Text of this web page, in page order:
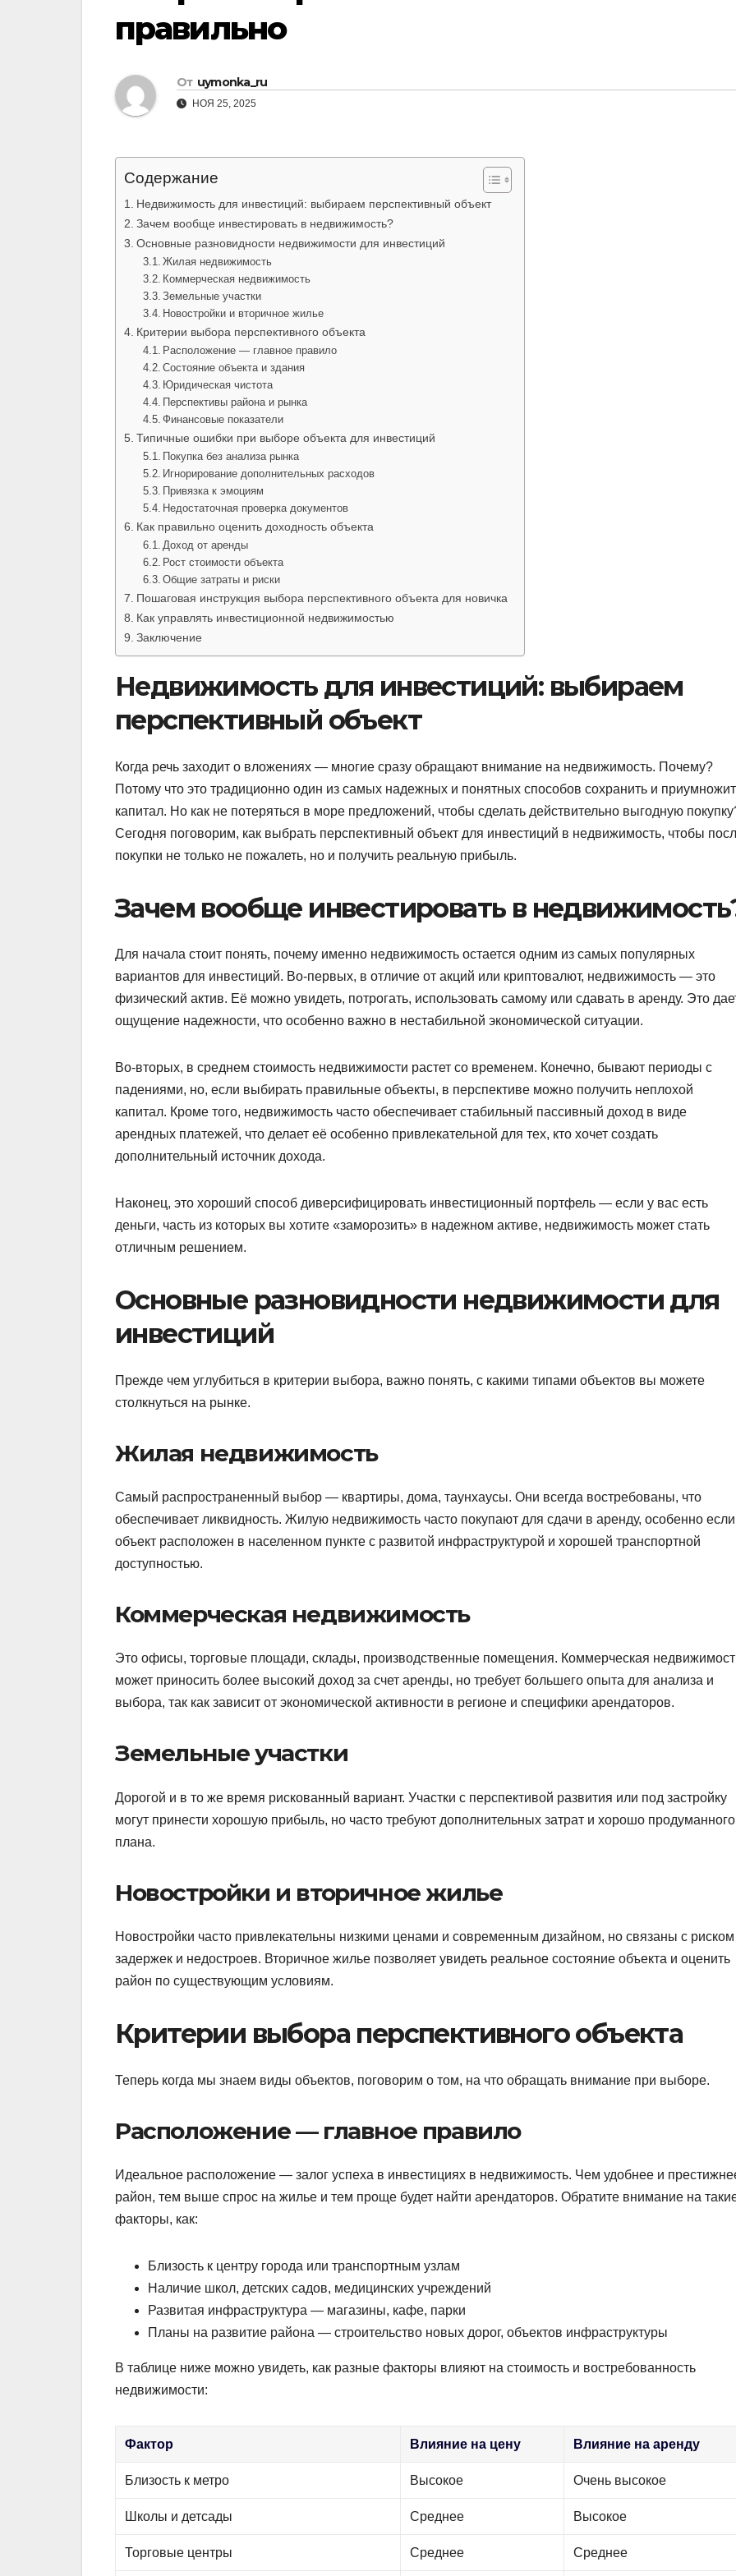
правильно
От uymonka_ru
НОЯ 25, 2025
Содержание
Недвижимость для инвестиций: выбираем перспективный объект
Зачем вообще инвестировать в недвижимость?
Основные разновидности недвижимости для инвестиций
Жилая недвижимость
Коммерческая недвижимость
Земельные участки
Новостройки и вторичное жилье
Критерии выбора перспективного объекта
Расположение — главное правило
Состояние объекта и здания
Юридическая чистота
Перспективы района и рынка
Финансовые показатели
Типичные ошибки при выборе объекта для инвестиций
Покупка без анализа рынка
Игнорирование дополнительных расходов
Привязка к эмоциям
Недостаточная проверка документов
Как правильно оценить доходность объекта
Доход от аренды
Рост стоимости объекта
Общие затраты и риски
Пошаговая инструкция выбора перспективного объекта для новичка
Как управлять инвестиционной недвижимостью
Заключение
Недвижимость для инвестиций: выбираем
перспективный объект
Когда речь заходит о вложениях — многие сразу обращают внимание на недвижимость. Почему?
Потому что это традиционно один из самых надежных и понятных способов сохранить и
капитал. Но как не потеряться в море предложений, чтобы сделать действительно выгодную
Сегодня поговорим, как выбрать перспективный объект для инвестиций в недвижимость, чтобы
покупки не только не пожалеть, но и получить реальную прибыль.
Зачем вообще инвестировать в
Для начала стоит понять, почему именно недвижимость остается одним из самых популярных
вариантов для инвестиций. Во-первых, в отличие от акций или криптовалют, недвижимость — это
физический актив. Её можно увидеть, потрогать, использовать самому или сдавать в аренду. Это
ощущение надежности, что особенно важно в нестабильной экономической ситуации.
Во-вторых, в среднем стоимость недвижимости растет со временем. Конечно, бывают периоды с
падениями, но, если выбирать правильные объекты, в перспективе можно получить неплохой
капитал. Кроме того, недвижимость часто обеспечивает стабильный пассивный доход в виде
арендных платежей, что делает её особенно привлекательной для тех, кто хочет создать
дополнительный источник дохода.
Наконец, это хороший способ диверсифицировать инвестиционный портфель — если у вас есть
деньги, часть из которых вы хотите «заморозить» в надежном активе, недвижимость может стать
отличным решением.
Основные разновидности недвижимости для
инвестиций
Прежде чем углубиться в критерии выбора, важно понять, с какими типами объектов вы можете
столкнуться на рынке.
Жилая недвижимость
Самый распространенный выбор — квартиры, дома, таунхаусы. Они всегда востребованы, что
обеспечивает ликвидность. Жилую недвижимость часто покупают для сдачи в аренду, особенно если
объект расположен в населенном пункте с развитой инфраструктурой и хорошей транспортной
доступностью.
Коммерческая недвижимость
Это офисы, торговые площади, склады, производственные помещения. Коммерческая
может приносить более высокий доход за счет аренды, но требует большего опыта для анализа и
выбора, так как зависит от экономической активности в регионе и специфики арендаторов.
Земельные участки
Дорогой и в то же время рискованный вариант. Участки с перспективой развития или под застройку
могут принести хорошую прибыль, но часто требуют дополнительных затрат и хорошо продуманного
плана.
Новостройки и вторичное жилье
Новостройки часто привлекательны низкими ценами и современным дизайном, но связаны с риском
задержек и недостроев. Вторичное жилье позволяет увидеть реальное состояние объекта и оценить
район по существующим условиям.
Критерии выбора перспективного объекта
Теперь когда мы знаем виды объектов, поговорим о том, на что обращать внимание при выборе.
Расположение — главное правило
Идеальное расположение — залог успеха в инвестициях в недвижимость. Чем удобнее и
район, тем выше спрос на жилье и тем проще будет найти арендаторов. Обратите внимание на
факторы, как:
Близость к центру города или транспортным узлам
Наличие школ, детских садов, медицинских учреждений
Развитая инфраструктура — магазины, кафе, парки
Планы на развитие района — строительство новых дорог, объектов инфраструктуры
В таблице ниже можно увидеть, как разные факторы влияют на стоимость и востребованность
недвижимости:
Фактор Влияние на цену Влияние на аренду
Близость к метро Высокое Очень высокое
Школы и детсады Среднее Высокое
Торговые центры Среднее Среднее